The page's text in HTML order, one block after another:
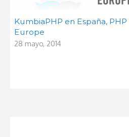
KumbiaPHP en España,
Europe
28 mayo, 2014